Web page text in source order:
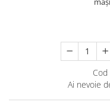
Ai nevoie